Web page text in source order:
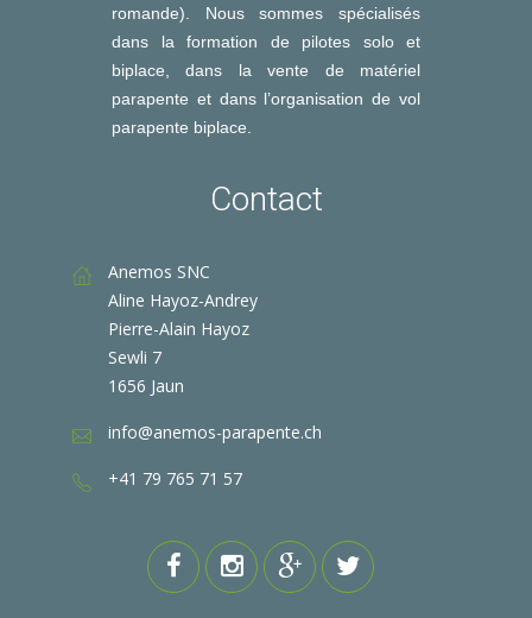
romande). Nous sommes spécialisés
dans la formation de pilotes solo et
biplace, dans la vente de matériel
parapente et dans l’organisation de vol
parapente biplace.
Contact
Anemos SNC
Aline Hayoz-Andrey
Pierre-Alain Hayoz
Sewli 7
1656 Jaun
info@anemos-parapente.ch
+41 79 765 71 57